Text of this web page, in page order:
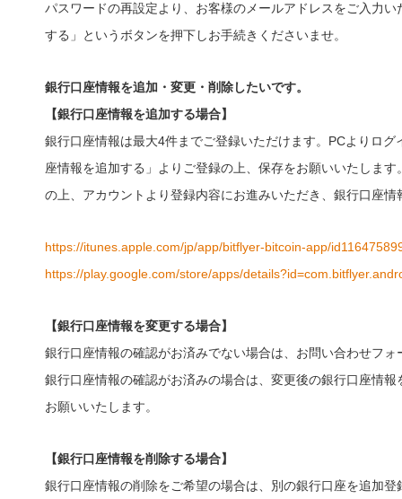
パスワードの再設定より、お客様のメールアドレスをご入力
する」というボタンを押下しお手続きくださいませ。
銀行口座情報を追加・変更・削除したいです。
【銀行口座情報を追加する場合】
銀行口座情報は最大4件までご登録いただけます。PCよりロ
座情報を追加する」よりご登録の上、保存をお願いいたしま
の上、アカウントより登録内容にお進みいただき、銀行口座
https://itunes.apple.com/jp/app/bitflyer-bitcoin-app/
https://play.google.com/store/apps/
【銀行口座情報を変更する場合】
銀行口座情報の確認がお済みでない場合は、お問い合わせフ
銀行口座情報の確認がお済みの場合は、変更後の銀行口座情
お願いいたします。
【銀行口座情報を削除する場合】
銀行口座情報の削除をご希望の場合は、別の銀行口座を追加